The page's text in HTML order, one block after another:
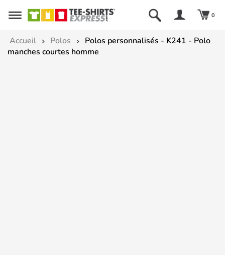
0
Accueil Polos
Polos personnalisés - K241 - Polo
manches courtes homme